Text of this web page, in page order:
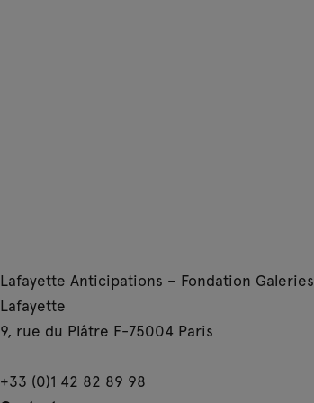
Lafayette Anticipations – Fondation Galeries
Lafayette
9, rue du Plâtre F-75004 Paris
+33 (0)1 42 82 89 98